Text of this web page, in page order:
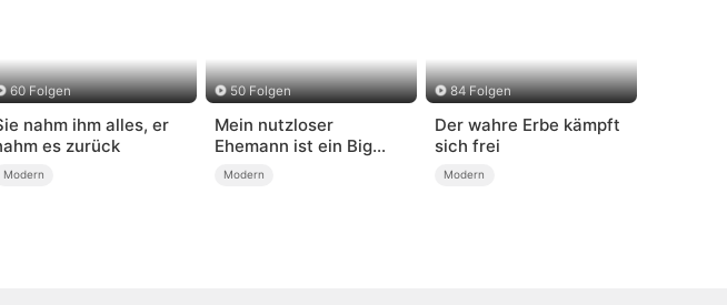
60 Folgen
nahm ihm alles, er
es zurück
Modern
50 Folgen
Mein nutzloser
Ehemann ist ein Big
Shot (Deutsch
Modern
84 Folgen
Der wahre Erbe kämpft
sich frei
Modern